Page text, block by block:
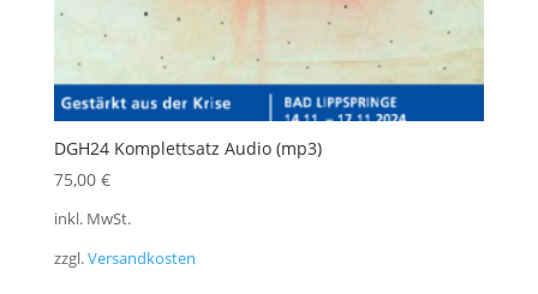
DGH24 Komplettsatz Audio (mp3)
75,00 €
inkl. MwSt.
zzgl.Versandkosten